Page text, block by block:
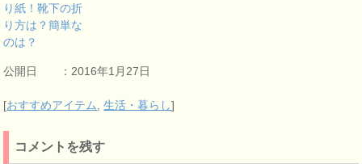
り紙！靴下の折
り方は？簡単な
のは？
公開日 ：2016年1月27日
[おすすめアイテム ,生活・暮らし]
コメントを残す